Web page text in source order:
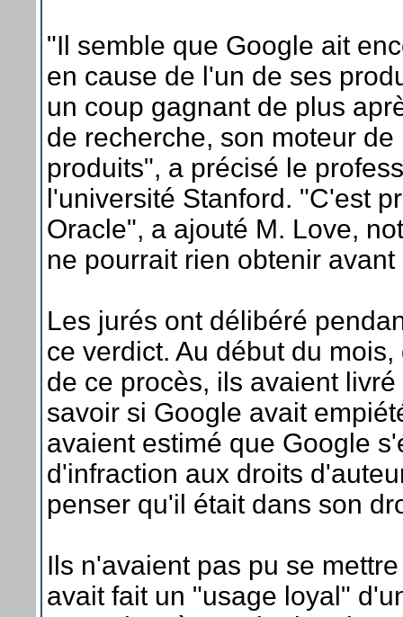
"Il semble que Google ait
en cause de l'un de ses
un coup gagnant de plus
de recherche, son moteur
produits", a précisé le
l'université Stanford. "C'est
Oracle", a ajouté M. Love,
ne pourrait rien obtenir
Les jurés ont délibéré
ce verdict. Au début du
de ce procès, ils avaient
savoir si Google avait
avaient estimé que Google
d'infraction aux droits
penser qu'il était dans son
Ils n'avaient pas pu se
avait fait un "usage loyal"